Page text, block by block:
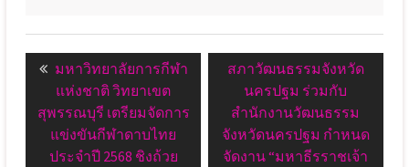
แนะแนว
เรื่องPrevious
post:
มหาวิทยาลัยการกีฬา
แห่งชาติ วิทยาเขต
สุพรรณบุรี เตรียมจัดการ
แข่งขันกีฬาดาบไทย
ประจำปี 2568 ชิงถ้วย
Next
post:
สภาวัฒนธรรมจังหวัด
นครปฐม ร่วมกับ
สำนักงานวัฒนธรรม
จังหวัดนครปฐม กำหนด
จัดงาน “มหาธีรราชเจ้า